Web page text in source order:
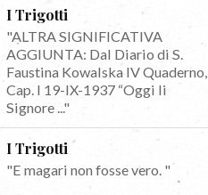
I Trigotti
"ALTRA SIGNIFICATIVA
AGGIUNTA: Dal Diario di S.
Faustina Kowalska IV Quaderno,
Cap. I 19-IX-1937 “Oggi li
Signore ..."
I Trigotti
"E magari non fosse vero. "